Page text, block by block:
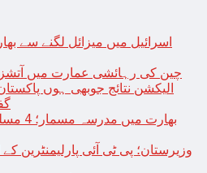
چین کی رہائشی عمارت میں آتشزدگی، 15
الیکشن نتائج جوبھی ہوں
وزیرستان؛ پی ٹی آئی پارلیمنٹرین